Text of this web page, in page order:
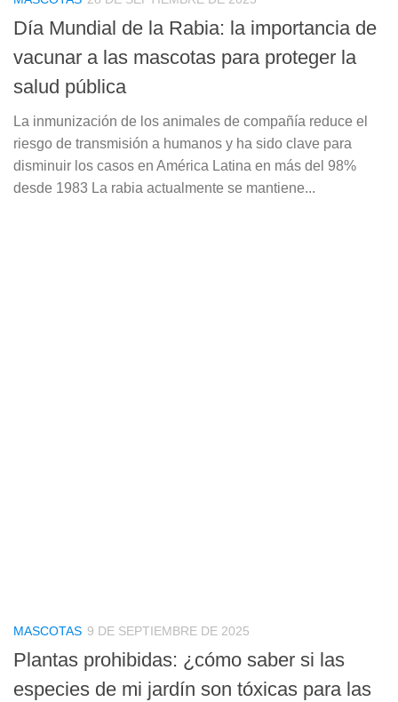
Día Mundial de la Rabia: la importancia de
vacunar a las mascotas para proteger la
salud pública
La inmunización de los animales de compañía reduce el
riesgo de transmisión a humanos y ha sido clave para
disminuir los casos en América Latina en más del 98%
desde 1983 La rabia actualmente se mantiene...
MASCOTAS 9 DE SEPTIEMBRE DE 2025
Plantas prohibidas: ¿cómo saber si las
especies de mi jardín son tóxicas para las